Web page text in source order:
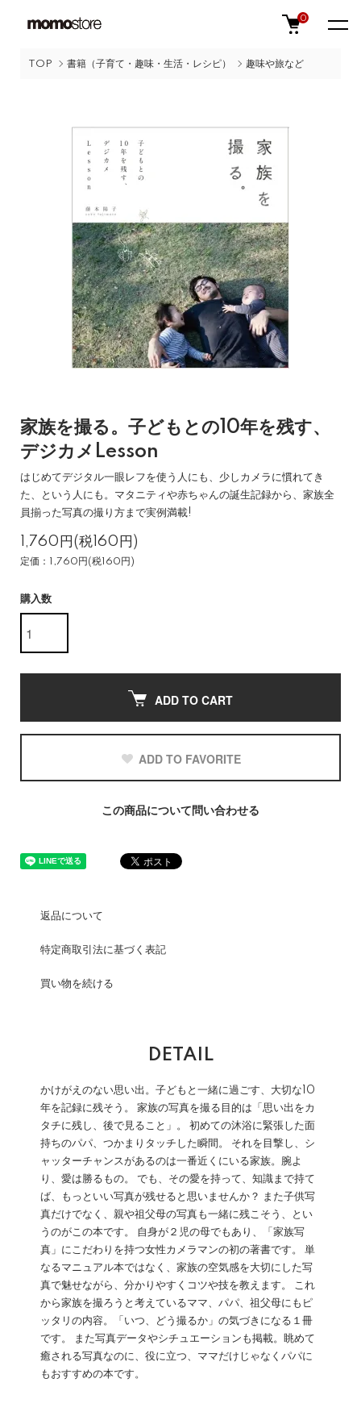
0
TOP 書籍（子育て・趣味・生活・レシピ） 趣味や旅など
家族を撮る。子どもとの10年を残す、
デジカメLesson
はじめてデジタル一眼レフを使う人にも、少しカメラに慣れてき
た、という人にも。マタニティや赤ちゃんの誕生記録から、家族全
員揃った写真の撮り方まで実例満載!
1,760円(税160円)
定価：1,760円(税160円)
購入数
ADD TO CART
ADD TO FAVORITE
この商品について問い合わせる
返品について
特定商取引法に基づく表記
買い物を続ける
DETAIL
かけがえのない思い出。子どもと一緒に過ごす、大切な10
年を記録に残そう。 家族の写真を撮る目的は「思い出をカ
タチに残し、後で見ること」。 初めての沐浴に緊張した面
持ちのパパ、つかまりタッチした瞬間。 それを目撃し、シ
ャッターチャンスがあるのは一番近くにいる家族。腕よ
り、愛は勝るもの。 でも、その愛を持って、知識まで持て
ば、もっといい写真が残せると思いませんか？ また子供写
真だけでなく、親や祖父母の写真も一緒に残こそう、とい
うのがこの本です。 自身が２児の母でもあり、「家族写
真」にこだわりを持つ女性カメラマンの初の著書です。 単
なるマニュアル本ではなく、家族の空気感を大切にした写
真で魅せながら、分かりやすくコツや技を教えます。 これ
から家族を撮ろうと考えているママ、パパ、祖父母にもピ
ッタリの内容。「いつ、どう撮るか」の気づきになる１冊
です。 また写真データやシチュエーションも掲載。眺めて
癒される写真なのに、役に立つ、ママだけじゃなくパパに
もおすすめの本です。